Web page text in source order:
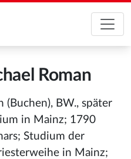
Roman
(Buchen), BW., später
in Mainz; 1790
Studium der
in Mainz;